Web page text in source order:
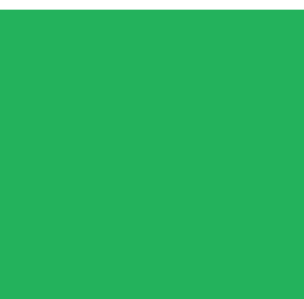
สพฐ.ผ่านระบบออนไ